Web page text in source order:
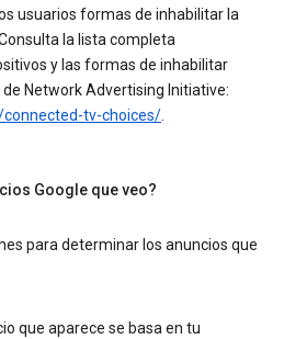
usuarios formas de inhabilitar la
la lista completa
y las formas de inhabilitar
Network Advertising Initiative:
tv-choices/.
Google que veo?
para determinar los anuncios que
que aparece se basa en tu